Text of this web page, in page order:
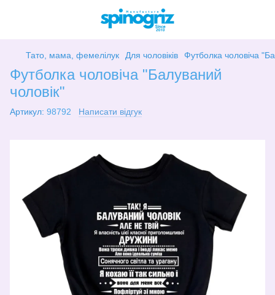
Тато, мама, фемелілук Для чоловіків Футболка чоловіча
Футболка чоловіча "Балуваний
чоловік"
Артикул: 98792 Написати відгук